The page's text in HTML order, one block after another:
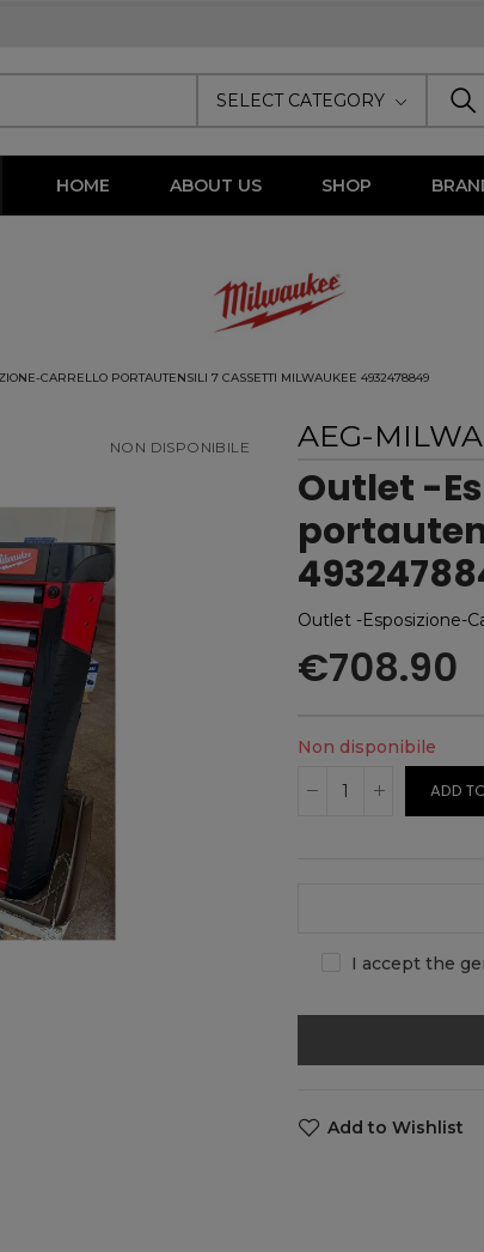
SELECT CATEGORY
HOME ABOUT US SHOP
CARRELLO PORTAUTENSILI 7 CASSETTI MILWAUKEE 4932478849
NON DISPONIBILE AEG-
Outlet -
Outlet -Esposizione-
€708.90
Non disponibile
ADD
I accept the
Add to Wishlist